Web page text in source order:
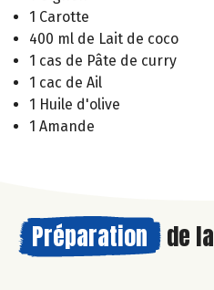
1 Carotte
400 ml de Lait de coco
1 cas de Pâte de curry
1 cac de Ail
1 Huile d'olive
1 Amande
Préparation de la